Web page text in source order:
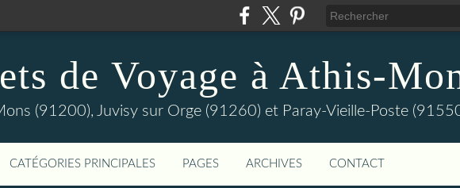
de Voyage à Athis-
(91200), Juvisy sur Orge (91260) et Paray-Vieille-Poste
CATÉGORIES PRINCIPALES PAGES ARCHIVES CONTACT